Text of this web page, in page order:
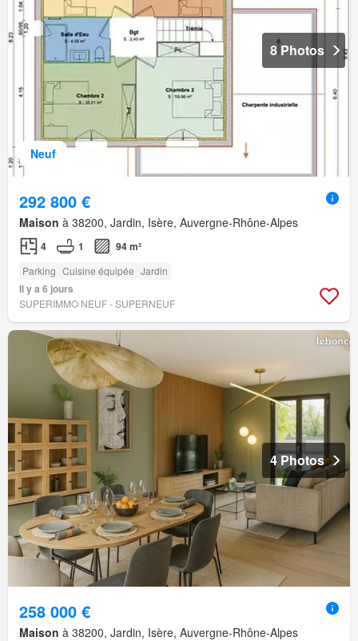
Neuf
8 Photos
292 800 €
Maison à 38200, Jardin, Isère, Auvergne-Rhône-Alpes
4 1 94 m²
Parking Cuisine équipée Jardin
Il y a 6 jours
SUPERIMMO NEUF - SUPERNEUF
4 Photos
258 000 €
Maison à 38200, Jardin, Isère, Auvergne-Rhône-Alpes